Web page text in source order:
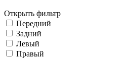
Открыть фильтр
Передний
Задний
Левый
Правый